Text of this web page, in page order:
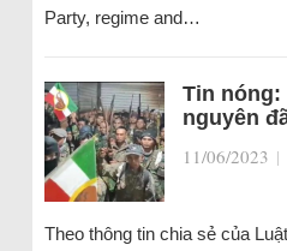
Party, regime and…
Tin nóng:
nguyên
11/06/2023 |
Theo thông tin chia sẻ của